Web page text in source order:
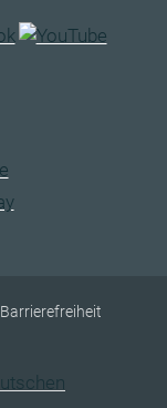
Barrierefreiheit